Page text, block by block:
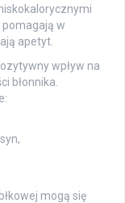
pomagają w
apetyt.
wpływ na
błonnika.
mogą się